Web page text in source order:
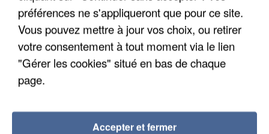
5 août 2026
interpellé en Algérie
Il est soupçonné d'y avoir mené ses opérations en
préférences ne s'appliqueront que pour ce site.
Vous pouvez mettre à jour vos choix, ou retirer
votre consentement à tout moment via le lien
"Gérer les cookies" situé en bas de chaque
page.
Accepter et fermer